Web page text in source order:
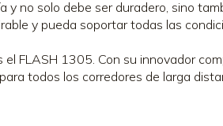
y no solo debe ser duradero, sino
y pueda soportar todas las
FLASH 1305. Con su innovador
todos los corredores de larga